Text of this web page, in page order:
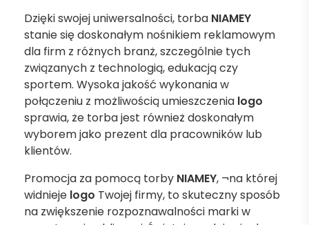
Dzięki swojej uniwersalności, torba NIAMEY
stanie się doskonałym nośnikiem reklamowym
dla firm z różnych branż, szczególnie tych
związanych z technologią, edukacją czy
sportem. Wysoka jakość wykonania w
połączeniu z możliwością umieszczenia logo
sprawia, że torba jest również doskonałym
wyborem jako prezent dla pracowników lub
klientów.
Promocja za pomocą torby NIAMEY, ¬na której
widnieje logo Twojej firmy, to skuteczny sposób
na zwiększenie rozpoznawalności marki w